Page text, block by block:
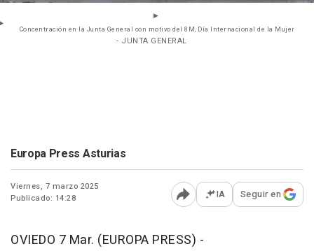
Concentración en la Junta General con motivo del 8M, Día Internacional de la Mujer
- JUNTA GENERAL
Europa Press Asturias
Viernes, 7 marzo 2025
Publicado: 14:28
Abrir opciones para
IA Seguir en
OVIEDO 7 Mar. (EUROPA PRESS) -